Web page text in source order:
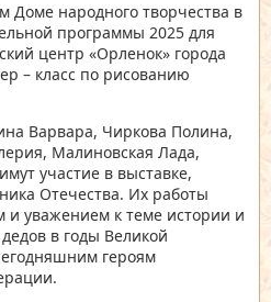
Доме народного творчества в
программы 2025 для
центр «Орленок» города
– класс по рисованию
Варвара, Чиркова Полина,
Малиновская Лада,
участие в выставке,
Отечества. Их работы
и уважением к теме истории и
в годы Великой
героям